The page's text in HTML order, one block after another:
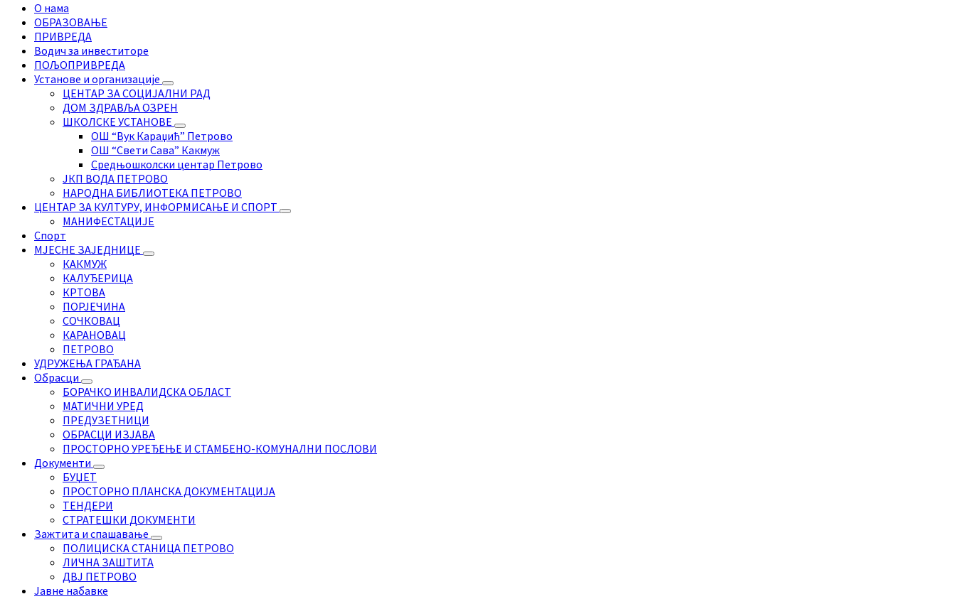
О нама
ОБРАЗОВАЊЕ
ПРИВРЕДА
Водич за инвеститоре
ПОЉОПРИВРЕДА
Установе и организације
ЦЕНТАР ЗА СОЦИЈАЛНИ РАД
ДОМ ЗДРАВЉА ОЗРЕН
ШКОЛСКЕ УСТАНОВЕ
ОШ “Вук Караџић” Петрово
ОШ “Свети Сава” Какмуж
Средњошколски центар Петрово
ЈКП ВОДА ПЕТРОВО
НАРОДНА БИБЛИОТЕКА ПЕТРОВО
ЦЕНТАР ЗА КУЛТУРУ, ИНФОРМИСАЊЕ И СПОРТ
МАНИФЕСТАЦИЈЕ
Спорт
МЈЕСНЕ ЗАЈЕДНИЦЕ
КАКМУЖ
КАЛУЂЕРИЦА
КРТОВА
ПОРЈЕЧИНА
СОЧКОВАЦ
КАРАНОВАЦ
ПЕТРОВО
УДРУЖЕЊА ГРАЂАНА
Обрасци
БОРАЧКО ИНВАЛИДСКА ОБЛАСТ
МАТИЧНИ УРЕД
ПРЕДУЗЕТНИЦИ
ОБРАСЦИ ИЗЈАВА
ПРОСТОРНО УРЕЂЕЊЕ И СТАМБЕНО-КОМУНАЛНИ ПОСЛОВИ
Документи
БУЏЕТ
ПРОСТОРНО ПЛАНСКА ДОКУМЕНТАЦИЈА
ТЕНДЕРИ
СТРАТЕШКИ ДОКУМЕНТИ
Зажтита и спашавање
ПОЛИЦИСКА СТАНИЦА ПЕТРОВО
ЛИЧНА ЗАШТИТА
ДВЈ ПЕТРОВО
Јавне набавке